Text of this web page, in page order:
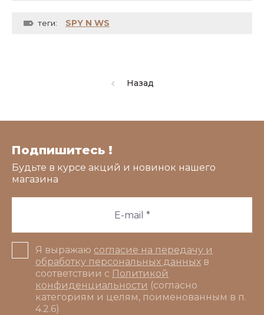
теги: SPY N WS
Назад
Подпишитесь !
Будьте в курсе акций и новинок нашего
магазина
Я выражаю согласие на передачу и
обработку персональных данных в
соответствии с Политикой
конфиденциальности (согласно
категориям и целям, поименованным в п.
4.2.6)